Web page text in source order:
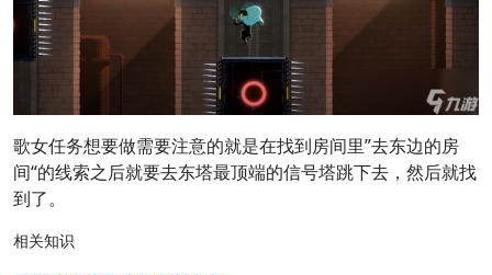
歌女任务想要做需要注意的就是在找到房间里”去东边的房
间“的线索之后就要去东塔最顶端的信号塔跳下去，然后就找
到了。
相关知识